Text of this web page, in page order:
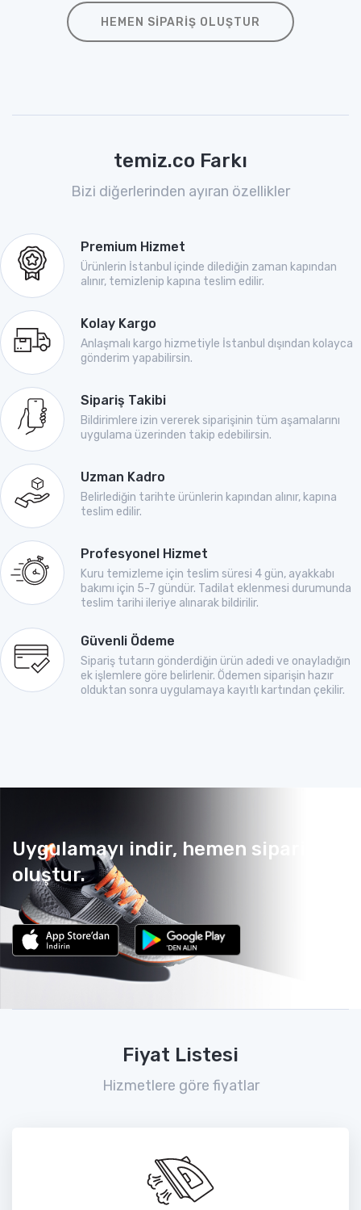
HEMEN SIPARIŞ OLUŞTUR
temiz.co Farkı
Bizi diğerlerinden ayıran özellikler
Premium Hizmet
Ürünlerin İstanbul içinde dilediğin zaman kapından
alınır, temizlenip kapına teslim edilir.
Kolay Kargo
Anlaşmalı kargo hizmetiyle İstanbul dışından kolayca
gönderim yapabilirsin.
Sipariş Takibi
Bildirimlere izin vererek siparişinin tüm aşamalarını
uygulama üzerinden takip edebilirsin.
Uzman Kadro
Belirlediğin tarihte ürünlerin kapından alınır, kapına
teslim edilir.
Profesyonel Hizmet
Kuru temizleme için teslim süresi 4 gün, ayakkabı
bakımı için 5-7 gündür. Tadilat eklenmesi durumunda
teslim tarihi ileriye alınarak bildirilir.
Güvenli Ödeme
Sipariş tutarın gönderdiğin ürün adedi ve onayladığın
ek işlemlere göre belirlenir. Ödemen siparişin hazır
olduktan sonra uygulamaya kayıtlı kartından çekilir.
Uygulamayı indir, hemen sipariş
oluştur.
Fiyat Listesi
Hizmetlere göre fiyatlar